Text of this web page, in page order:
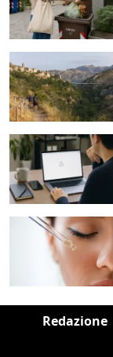
Redazione